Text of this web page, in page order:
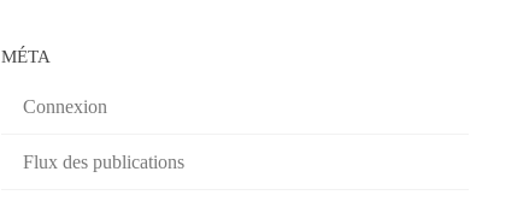
MÉTA
Connexion
Flux des publications